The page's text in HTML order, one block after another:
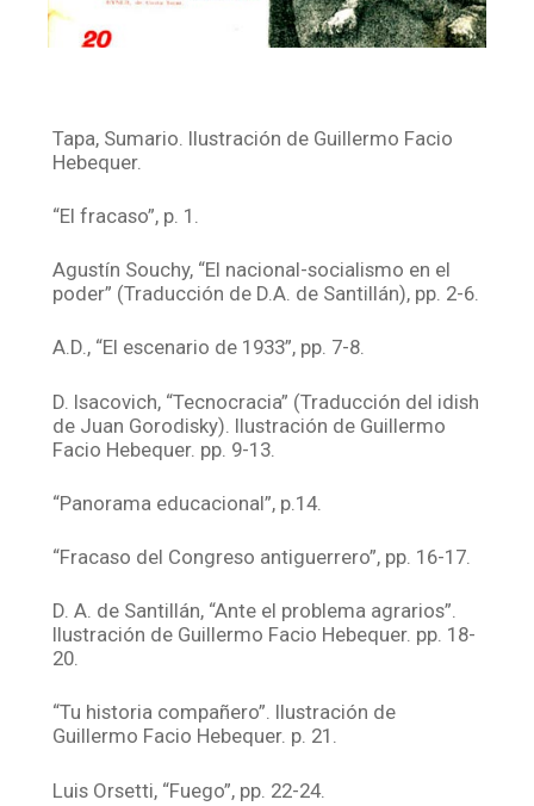
Tapa, Sumario. Ilustración de Guillermo Facio
Hebequer.
“El fracaso”, p. 1.
Agustín Souchy, “El nacional-socialismo en el
poder” (Traducción de D.A. de Santillán), pp. 2-6.
A.D., “El escenario de 1933”, pp. 7-8.
D. Isacovich, “Tecnocracia” (Traducción del idish
de Juan Gorodisky). Ilustración de Guillermo
Facio Hebequer. pp. 9-13.
“Panorama educacional”, p.14.
“Fracaso del Congreso antiguerrero”, pp. 16-17.
D. A. de Santillán, “Ante el problema agrarios”.
Ilustración de Guillermo Facio Hebequer. pp. 18-
20.
“Tu historia compañero”. Ilustración de
Guillermo Facio Hebequer. p. 21.
Luis Orsetti, “Fuego”, pp. 22-24.